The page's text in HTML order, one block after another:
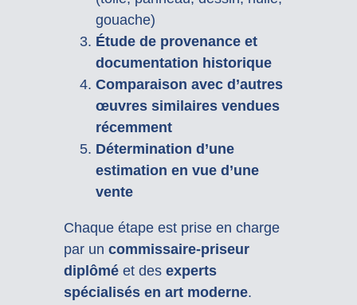
gouache)
Étude de provenance et
documentation historique
Comparaison avec d’autres
œuvres similaires vendues
récemment
Détermination d’une
estimation en vue d’une
vente
Chaque étape est prise en charge
par un commissaire-priseur
diplôméet des experts
spécialisés en art moderne.